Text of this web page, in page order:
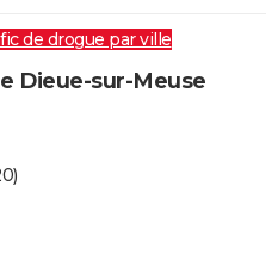
de drogue par ville
Dieue-sur-Meuse